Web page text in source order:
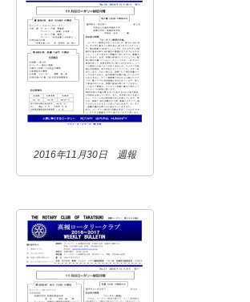
2016年11月30日 週報